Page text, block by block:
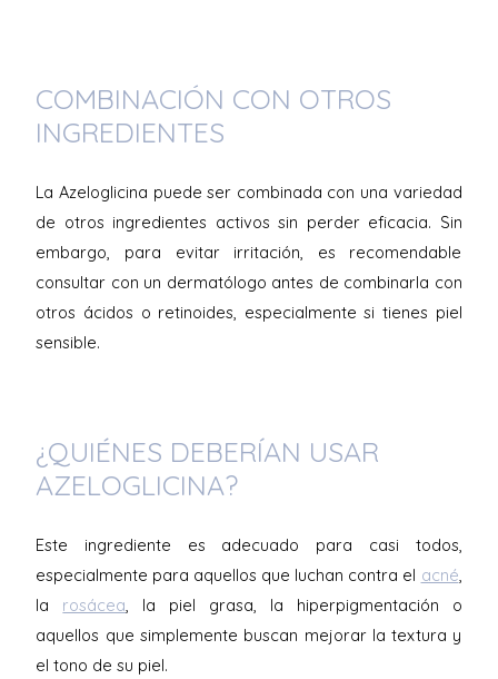
COMBINACIÓN CON OTROS
INGREDIENTES
La Azeloglicina puede ser combinada con una variedad
de otros ingredientes activos sin perder eficacia. Sin
embargo, para evitar irritación, es recomendable
consultar con un dermatólogo antes de combinarla con
otros ácidos o retinoides, especialmente si tienes piel
sensible.
¿QUIÉNES DEBERÍAN USAR
AZELOGLICINA?
Este ingrediente es adecuado para casi todos,
especialmente para aquellos que luchan contra el acné,
la rosácea, la piel grasa, la hiperpigmentación o
aquellos que simplemente buscan mejorar la textura y
el tono de su piel.